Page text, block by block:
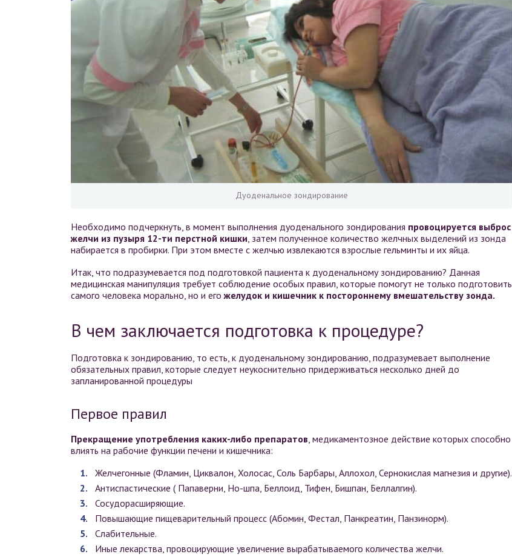
Дуоденальное зондирование
Необходимо подчеркнуть, в момент выполнения дуоденального зондирования провоцируется выброс
желчи из пузыря 12-ти перстной кишки, затем полученное количество желчных выделений из зонда
набирается в пробирки. При этом вместе с желчью извлекаются взрослые гельминты и их яйца.
Итак, что подразумевается под подготовкой пациента к дуоденальному зондированию? Данная
медицинская манипуляция требует соблюдение особых правил, которые помогут не только подготовить
самого человека морально, но и егожелудок и кишечник к постороннему вмешательству зонда.
В чем заключается подготовка к процедуре?
Подготовка к зондированию, то есть, к дуоденальному зондированию, подразумевает выполнение
обязательных правил, которые следует неукоснительно придерживаться несколько дней до
запланированной процедуры
Первое правил
Прекращение употребления каких-либо препаратов, медикаментозное действие которых способно
влиять на рабочие функции печени и кишечника:
Желчегонные (Фламин, Циквалон, Холосас, Соль Барбары, Аллохол, Сернокислая магнезия и другие).
Антиспастические ( Папаверни, Но-шпа, Беллоид, Тифен, Бишпан, Беллалгин).
Сосудорасширяющие.
Повышающие пищеварительный процесс (Абомин, Фестал, Панкреатин, Панзинорм).
Слабительные.
Иные лекарства, провоцирующие увеличение вырабатываемого количества желчи.